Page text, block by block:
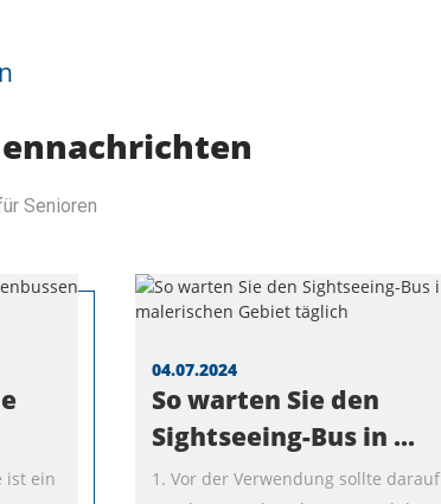
Senioren
ist ein
04.07.2024
So warten Sie den
Sightseeing-Bus in ...
1. Vor der Verwendung sollte darauf